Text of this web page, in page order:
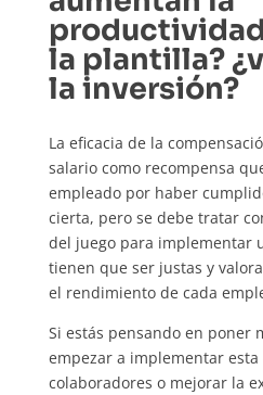
la plantilla?
la inversión?
La eficacia de la
salario como recompensa
empleado por haber
cierta, pero se debe tratar
del juego para implementar
tienen que ser justas y
el rendimiento de cada
Si estás pensando en poner
empezar a implementar
colaboradores o mejorar la